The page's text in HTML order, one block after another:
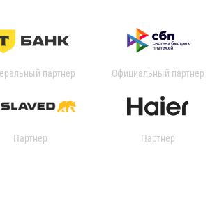
партнер Официальный партнер
Партнер Партнер